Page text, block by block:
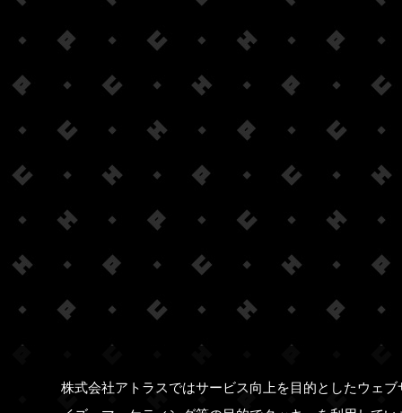
株式会社アトラスではサービス向上を目的としたウェ